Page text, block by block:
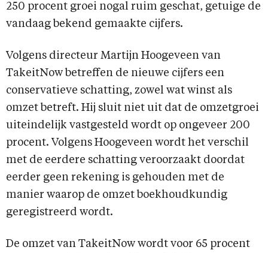
250 procent groei nogal ruim geschat, getuige de
vandaag bekend gemaakte cijfers.
Volgens directeur Martijn Hoogeveen van
TakeitNow betreffen de nieuwe cijfers een
conservatieve schatting, zowel wat winst als
omzet betreft. Hij sluit niet uit dat de omzetgroei
uiteindelijk vastgesteld wordt op ongeveer 200
procent. Volgens Hoogeveen wordt het verschil
met de eerdere schatting veroorzaakt doordat
eerder geen rekening is gehouden met de
manier waarop de omzet boekhoudkundig
geregistreerd wordt.
De omzet van TakeitNow wordt voor 65 procent